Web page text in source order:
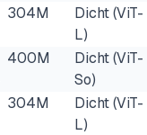
304M
Dicht (ViT-
L)
400M
Dicht (ViT-
So)
304M
Dicht (ViT-
L)